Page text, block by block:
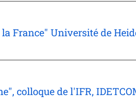
France" Université de
colloque de l'IFR,